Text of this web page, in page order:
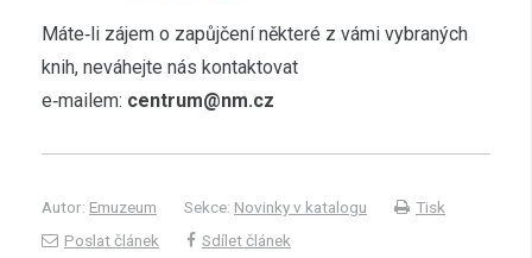
Máte‑li zájem o zapůjčení některé z vámi vybraných
knih, neváhejte nás kontaktovat
e‑mailem: centrum@nm.cz
Autor: Emuzeum Sekce: Novinky v katalogu
Tisk
Poslat článek
Sdílet článek